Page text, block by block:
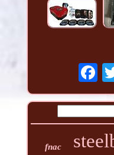
fnac